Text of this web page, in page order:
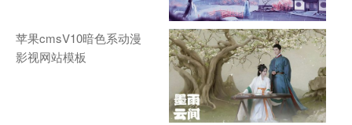
苹果cmsV10暗色系动漫
影视网站模板